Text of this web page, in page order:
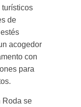
de
acogedor
con
para
Roda se